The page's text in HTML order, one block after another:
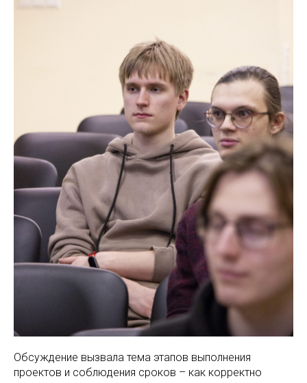
Обсуждение вызвала тема этапов выполнения
проектов и соблюдения сроков – как корректно